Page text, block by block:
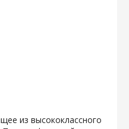
из высококлассного